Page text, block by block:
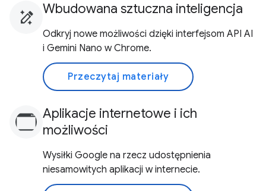
Wbudowana sztuczna inteligencja
Odkryj nowe możliwości dzięki interfejsom API AI
i Gemini Nano w Chrome.
Przeczytaj materiały
Aplikacje internetowe i ich
możliwości
Wysiłki Google na rzecz udostępnienia
niesamowitych aplikacji w internecie.